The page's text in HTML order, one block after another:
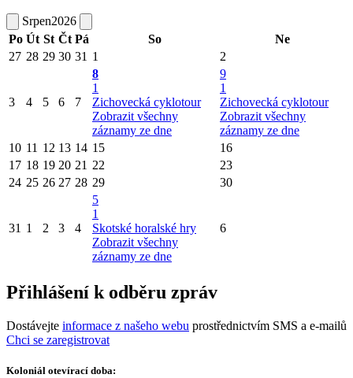
Srpen2026
Po Út St Čt Pá So
Ne
27 28 29 30 31 1 2
3 4 5 6 7
8
1
Zichovecká cyklotour
Zobrazit všechny
záznamy ze dne
9
1
Zichovecká cyklotour
Zobrazit všechny
záznamy ze dne
10 11 12 13 14 15
16
17 18 19 20 21 22
23
24 25 26 27 28 29 30
31 1 2 3 4
5
1
Skotské horalské hry
Zobrazit všechny
záznamy ze dne
6
Přihlášení k odběru zpráv
Dostávejte informace z našeho webu prostřednictvím SMS a e-mailů
Chci se zaregistrovat
Koloniál otevírací doba: